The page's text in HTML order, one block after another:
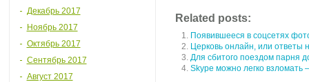
Декабрь 2017
Ноябрь 2017
Октябрь 2017
Сентябрь 2017
Август 2017
Related posts:
Появившееся в соцсетях
Церковь онлайн, или
Для сбитого поездом парня
Skype можно легко взломать